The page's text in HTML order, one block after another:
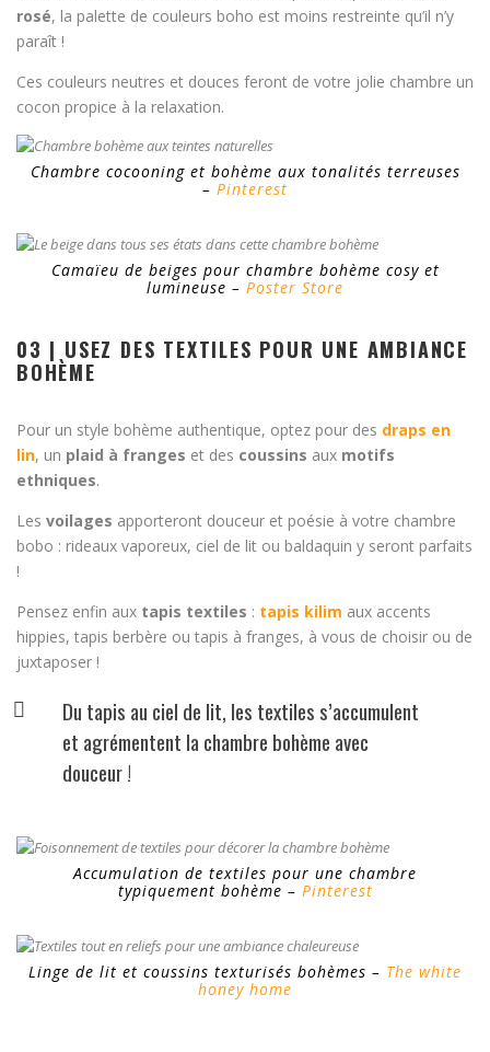
rosé, la palette de couleurs boho est moins restreinte qu’il n’y
paraît !
Ces couleurs neutres et douces feront de votre jolie chambre un
cocon propice à la relaxation.
Chambre cocooning et bohème aux tonalités terreuses
– Pinterest
Camaïeu de beiges pour chambre bohème cosy et
lumineuse – Poster Store
03 | USEZ DES TEXTILES POUR UNE AMBIANCE
BOHÈME
Pour un style bohème authentique, optez pour des draps en
lin, un plaid à franges et des coussins aux motifs
ethniques.
Les voilages apporteront douceur et poésie à votre chambre
bobo : rideaux vaporeux, ciel de lit ou baldaquin y seront parfaits
!
Pensez enfin aux tapis textiles : tapis kilim aux accents
hippies, tapis berbère ou tapis à franges, à vous de choisir ou de
juxtaposer !
Du tapis au ciel de lit, les textiles s’accumulent
et agrémentent la chambre bohème avec
douceur !
Accumulation de textiles pour une chambre
typiquement bohème – Pinterest
Linge de lit et coussins texturisés bohèmes – The white
honey home